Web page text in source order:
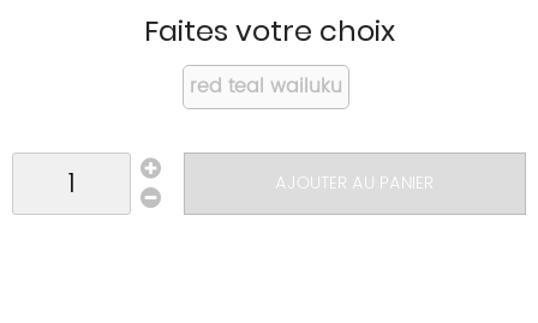
Faites votre choix
red teal wailuku
AJOUTER AU PANIER